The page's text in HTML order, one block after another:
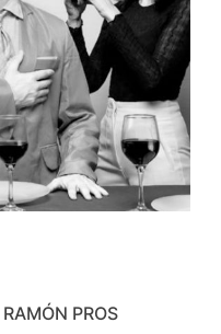
PROS